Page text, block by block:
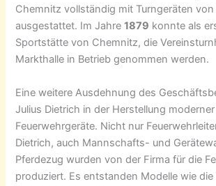
Chemnitz vollständig mit Turngeräten von
ausgestattet. Im Jahre1879 konnte als
Sportstätte von Chemnitz, die
Markthalle in Betrieb genommen werden.
Eine weitere Ausdehnung des
Julius Dietrich in der Herstellung moderner
Feuerwehrgeräte. Nicht nur
Dietrich, auch Mannschafts- und
Pferdezug wurden von der Firma für die
produziert. Es entstanden Modelle wie